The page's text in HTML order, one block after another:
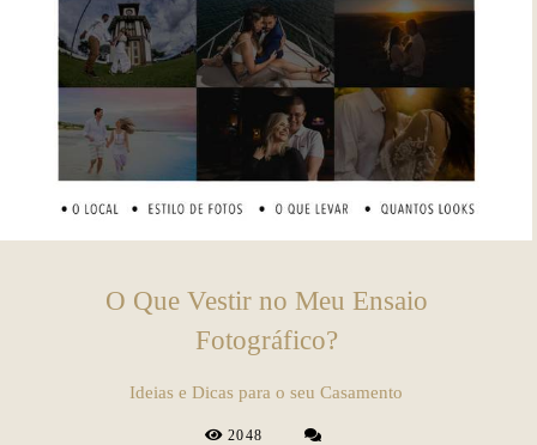
O Que Vestir no Meu Ensaio
Fotográfico?
Ideias e Dicas para o seu Casamento
2048